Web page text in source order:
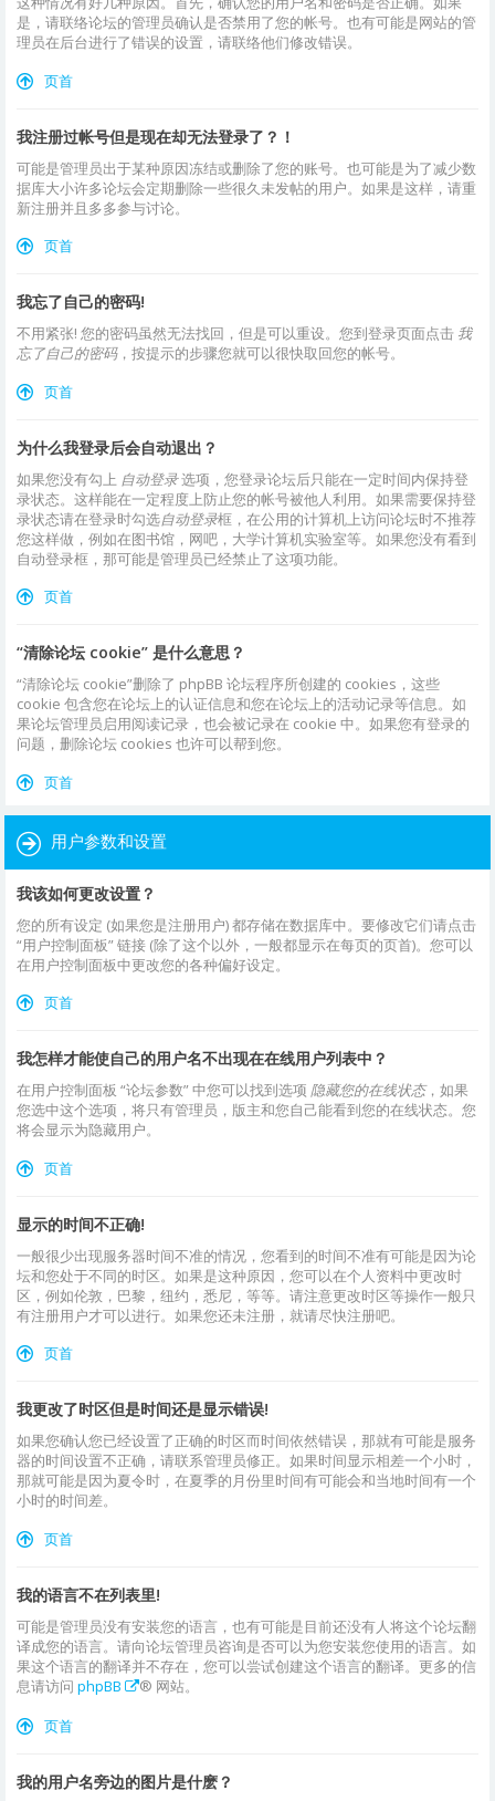
是，请联络论坛的管理员确认是否禁用了您的帐号。也有可能是网站的管
理员在后台进行了错误的设置，请联络他们修改错误。
页首
我注册过帐号但是现在却无法登录了？！
可能是管理员出于某种原因冻结或删除了您的账号。也可能是为了减少数
据库大小许多论坛会定期删除一些很久未发帖的用户。如果是这样，请重
新注册并且多多参与讨论。
页首
我忘了自己的密码!
不用紧张! 您的密码虽然无法找回，但是可以重设。您到登录页面点击 我
忘了自己的密码，按提示的步骤您就可以很快取回您的帐号。
页首
为什么我登录后会自动退出？
如果您没有勾上 自动登录选项，您登录论坛后只能在一定时间内保持登
录状态。这样能在一定程度上防止您的帐号被他人利用。如果需要保持登
录状态请在登录时勾选自动登录框，在公用的计算机上访问论坛时不推荐
您这样做，例如在图书馆，网吧，大学计算机实验室等。如果您没有看到
自动登录框，那可能是管理员已经禁止了这项功能。
页首
“清除论坛 cookie” 是什么意思？
“清除论坛 cookie”删除了 phpBB 论坛程序所创建的 cookies，这些
cookie 包含您在论坛上的认证信息和您在论坛上的活动记录等信息。如
果论坛管理员启用阅读记录，也会被记录在 cookie 中。如果您有登录的
问题，删除论坛 cookies 也许可以帮到您。
页首
用户参数和设置
我该如何更改设置？
您的所有设定 (如果您是注册用户) 都存储在数据库中。要修改它们请点击
“用户控制面板” 链接 (除了这个以外，一般都显示在每页的页首)。您可以
在用户控制面板中更改您的各种偏好设定。
页首
我怎样才能使自己的用户名不出现在在线用户列表中？
在用户控制面板 “论坛参数” 中您可以找到选项 隐藏您的在线状态，如果
您选中这个选项，将只有管理员，版主和您自己能看到您的在线状态。您
将会显示为隐藏用户。
页首
显示的时间不正确!
一般很少出现服务器时间不准的情况，您看到的时间不准有可能是因为论
坛和您处于不同的时区。如果是这种原因，您可以在个人资料中更改时
区，例如伦敦，巴黎，纽约，悉尼，等等。请注意更改时区等操作一般只
有注册用户才可以进行。如果您还未注册，就请尽快注册吧。
页首
我更改了时区但是时间还是显示错误!
如果您确认您已经设置了正确的时区而时间依然错误，那就有可能是服务
器的时间设置不正确，请联系管理员修正。如果时间显示相差一个小时，
那就可能是因为夏令时，在夏季的月份里时间有可能会和当地时间有一个
小时的时间差。
页首
我的语言不在列表里!
可能是管理员没有安装您的语言，也有可能是目前还没有人将这个论坛翻
译成您的语言。请向论坛管理员咨询是否可以为您安装您使用的语言。如
果这个语言的翻译并不存在，您可以尝试创建这个语言的翻译。更多的信
息请访问 phpBB ® 网站。
页首
我的用户名旁边的图片是什麽？